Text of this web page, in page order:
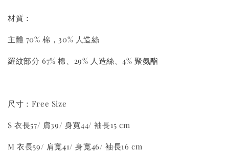
材質：
主體 70% 棉，30% 人造絲
羅紋部分 67% 棉、29% 人造絲、4% 聚氨酯
尺寸：Free Size
S 衣長57/ 肩39/ 身寬44/ 袖長15 cm
M 衣長59/ 肩寬41/ 身寬46/ 袖長16 cm